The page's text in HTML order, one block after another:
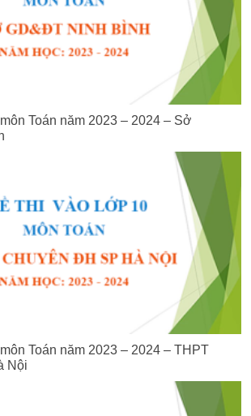
Toán năm 2023 – 2024 – Sở
Toán năm 2023 – 2024 – THPT
Nội